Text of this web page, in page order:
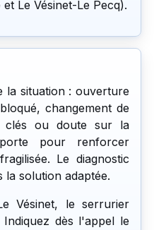
Le Vésinet-Le Pecq).
la situation : ouverture
changement de
clés ou doute sur la
pour renforcer
Le diagnostic
solution adaptée.
Vésinet, le serrurier
dès l'appel le